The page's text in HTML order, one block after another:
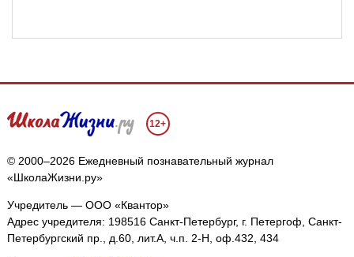
12+
© 2000–2026 Ежедневный познавательный журнал
«ШколаЖизни.ру»
Учредитель — ООО «Квантор»
Адрес учредителя: 198516 Санкт-Петербург, г. Петергоф, Санкт-
Петербургский пр., д.60, лит.А, ч.п. 2-Н, оф.432, 434